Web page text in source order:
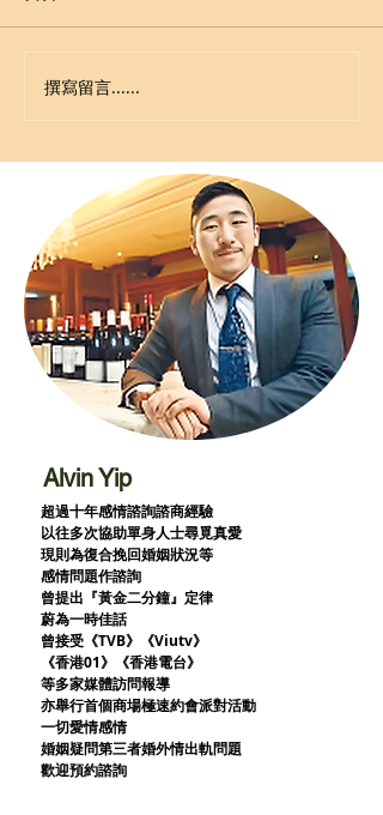
撰寫留言......
Alvin Yip
超過十年感情諮詢諮商經驗
以往多次協助單身人士尋覓真愛
現則為復合挽回婚姻狀況等
感情問題作諮詢
曾提出『黃金二分鐘』定律
蔚為一時佳話
曾接受《TVB》《Viutv》
《香港01》
《香港電台》
等多家媒體訪問報導
亦舉行首個商場極速約會派對活動
一切愛情感情
婚姻疑問第三者婚外情出軌問題
歡迎預約諮詢